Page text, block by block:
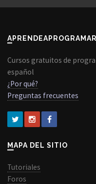
Cursos gratuitos de
español
¿Por qué?
Preguntas frecuentes
MAPA DEL SITIO
Tutoriales
Foros